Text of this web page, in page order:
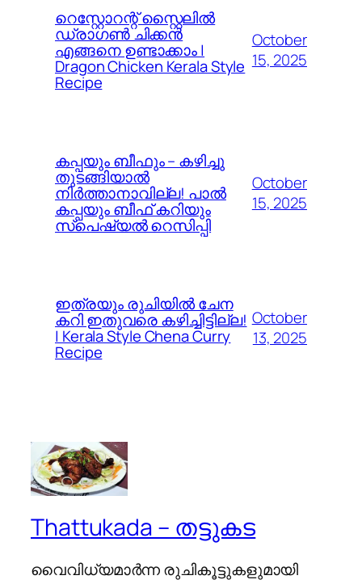
റെസ്റ്റോറന്റ് സ്റ്റൈലിൽ
ഡ്രാഗൺ ചിക്കൻ
എങ്ങനെ ഉണ്ടാക്കാം |
Dragon Chicken Kerala Style
Recipe
October
15, 2025
കപ്പയും ബീഫും – കഴിച്ചു
തുടങ്ങിയാൽ
നിർത്താനാവില്ല! പാൽ
കപ്പയും ബീഫ് കറിയും
സ്പെഷ്യൽ റെസിപ്പി
October
15, 2025
ഇത്രയും രുചിയിൽ ചേന
കറി ഇതുവരെ കഴിച്ചിട്ടില്ല!
| Kerala Style Chena Curry
Recipe
October
13, 2025
Thattukada – തട്ടുകട
വൈവിധ്യമാര്‍ന്ന രുചികൂട്ടുകളുമായി